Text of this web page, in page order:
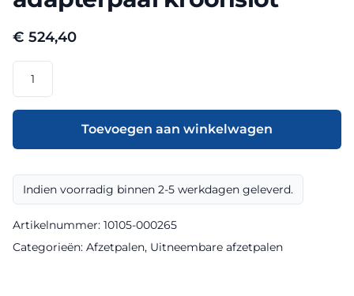
€ 524,40
kunststof
fietspadpaal
adapterpaal
aantal
Toevoegen aan winkelwagen
Indien voorradig binnen 2-5 werkdagen geleverd.
Artikelnummer: 10105-000265
Categorieën: Afzetpalen, Uitneembare afzetpalen